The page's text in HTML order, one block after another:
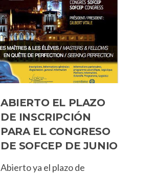
ABIERTO EL PLAZO
DE INSCRIPCIÓN
PARA EL CONGRESO
DE SOFCEP DE JUNIO
Abierto ya el plazo de